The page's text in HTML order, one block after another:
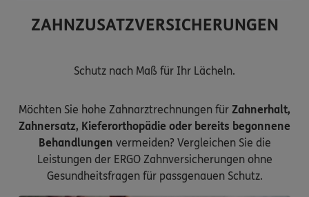
ZAHNZUSATZVERSICHERUNGEN
Schutz nach Maß für Ihr Lächeln.
Möchten Sie hohe Zahnarztrechnungen für Zahnerhalt,
Zahnersatz, Kieferorthopädie oder bereits begonnene
Behandlungen vermeiden? Vergleichen Sie die
Leistungen der ERGO Zahnversicherungen ohne
Gesundheitsfragen für passgenauen Schutz.